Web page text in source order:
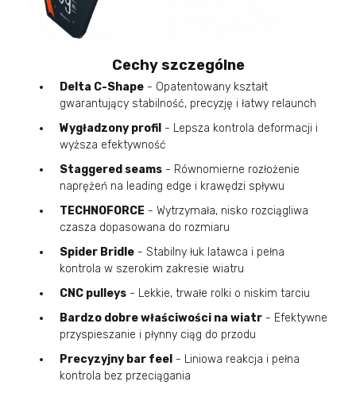
Cechy szczególne
Delta C-Shape - Opatentowany kształt
gwarantujący stabilność, precyzję i łatwy relaunch
Wygładzony profil - Lepsza kontrola deformacji i
wyższa efektywność
Staggered seams - Równomierne rozłożenie
naprężeń na leading edge i krawędzi spływu
TECHNOFORCE - Wytrzymała, nisko rozciągliwa
czasza dopasowana do rozmiaru
Spider Bridle - Stabilny łuk latawca i pełna
kontrola w szerokim zakresie wiatru
CNC pulleys - Lekkie, trwałe rolki o niskim tarciu
Bardzo dobre właściwości na wiatr - Efektywne
przyspieszanie i płynny ciąg do przodu
Precyzyjny bar feel - Liniowa reakcja i pełna
kontrola bez przeciągania